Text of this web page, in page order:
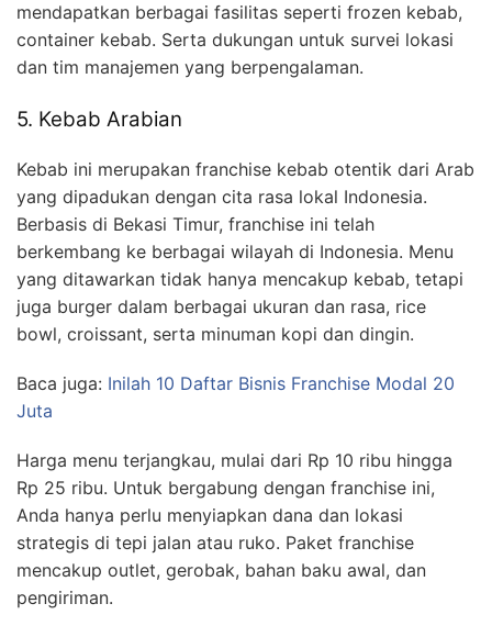
mendapatkan berbagai fasilitas seperti frozen kebab,
container kebab. Serta dukungan untuk survei lokasi
dan tim manajemen yang berpengalaman.
5. Kebab Arabian
Kebab ini merupakan franchise kebab otentik dari Arab
yang dipadukan dengan cita rasa lokal Indonesia.
Berbasis di Bekasi Timur, franchise ini telah
berkembang ke berbagai wilayah di Indonesia. Menu
yang ditawarkan tidak hanya mencakup kebab, tetapi
juga burger dalam berbagai ukuran dan rasa, rice
bowl, croissant, serta minuman kopi dan dingin.
Baca juga: Inilah 10 Daftar Bisnis Franchise Modal 20
Juta
Harga menu terjangkau, mulai dari Rp 10 ribu hingga
Rp 25 ribu. Untuk bergabung dengan franchise ini,
Anda hanya perlu menyiapkan dana dan lokasi
strategis di tepi jalan atau ruko. Paket franchise
mencakup outlet, gerobak, bahan baku awal, dan
pengiriman.